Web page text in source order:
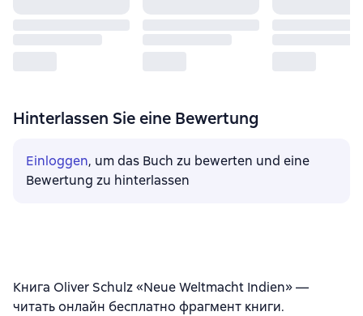
Hinterlassen Sie eine Bewertung
Einloggen, um das Buch zu bewerten und eine
Bewertung zu hinterlassen
Книга Oliver Schulz «Neue Weltmacht Indien» —
читать онлайн бесплатно фрагмент книги.